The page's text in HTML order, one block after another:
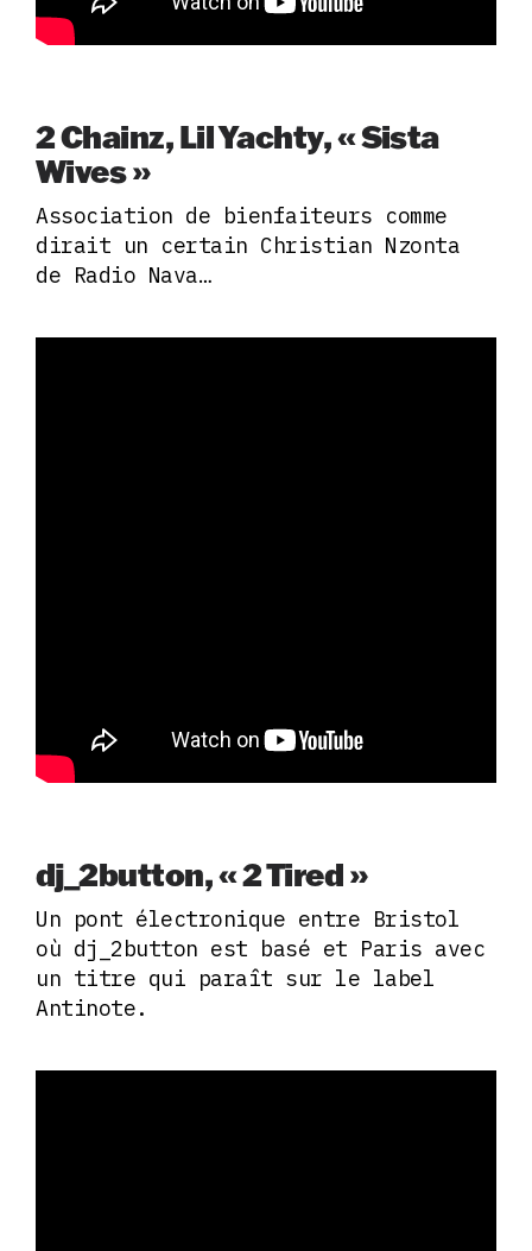
2 Chainz, Lil Yachty, « Sista
Wives »
Association de bienfaiteurs comme
dirait un certain Christian Nzonta
de Radio Nava…
dj_2button, « 2 Tired »
Un pont électronique entre Bristol
où dj_2button est basé et Paris avec
un titre qui paraît sur le label
Antinote.